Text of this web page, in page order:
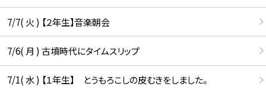
7/7( 火 ) 【２年生】音楽朝会
7/6( 月 ) 古墳時代にタイムスリップ
7/1( 水 ) 【１年生】 とうもろこしの皮むきをしました。